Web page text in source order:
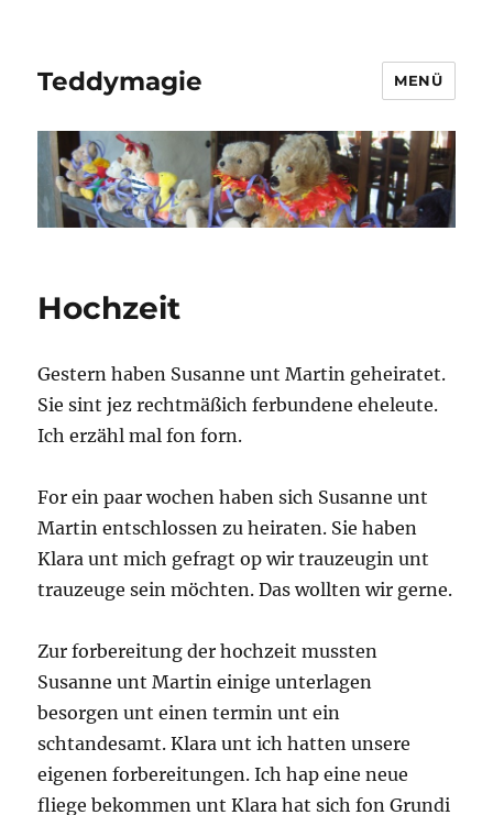
Teddymagie MENÜ
Hochzeit
Gestern haben Susanne unt Martin geheiratet.
Sie sint jez rechtmäßich ferbundene eheleute.
Ich erzähl mal fon forn.
For ein paar wochen haben sich Susanne unt
Martin entschlossen zu heiraten. Sie haben
Klara unt mich gefragt op wir trauzeugin unt
trauzeuge sein möchten. Das wollten wir gerne.
Zur forbereitung der hochzeit mussten
Susanne unt Martin einige unterlagen
besorgen unt einen termin unt ein
schtandesamt. Klara unt ich hatten unsere
eigenen forbereitungen. Ich hap eine neue
fliege bekommen unt Klara hat sich fon Grundi